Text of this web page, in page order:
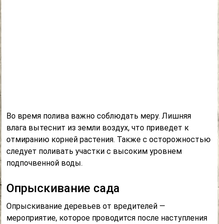
Во время полива важно соблюдать меру. Лишняя
влага вытеснит из земли воздух, что приведет к
отмиранию корней растения. Также с осторожностью
следует поливать участки с высоким уровнем
подпочвенной воды.
Опрыскивание сада
Опрыскивание деревьев от вредителей —
мероприятие, которое проводится после наступления